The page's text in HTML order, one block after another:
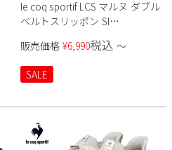
le coq sportif LCS マルヌ ダブル
ベルトスリッポン SI
販売価格 ¥6,990税込 〜
SALE